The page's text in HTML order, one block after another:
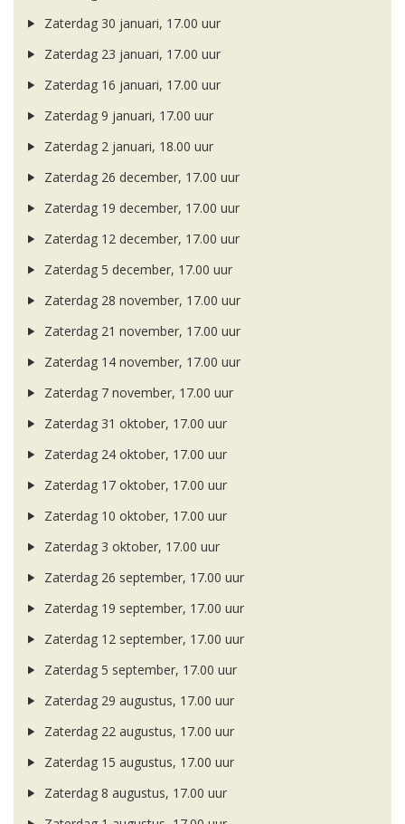
Zaterdag 30 januari, 17.00 uur
Zaterdag 23 januari, 17.00 uur
Zaterdag 16 januari, 17.00 uur
Zaterdag 9 januari, 17.00 uur
Zaterdag 2 januari, 18.00 uur
Zaterdag 26 december, 17.00 uur
Zaterdag 19 december, 17.00 uur
Zaterdag 12 december, 17.00 uur
Zaterdag 5 december, 17.00 uur
Zaterdag 28 november, 17.00 uur
Zaterdag 21 november, 17.00 uur
Zaterdag 14 november, 17.00 uur
Zaterdag 7 november, 17.00 uur
Zaterdag 31 oktober, 17.00 uur
Zaterdag 24 oktober, 17.00 uur
Zaterdag 17 oktober, 17.00 uur
Zaterdag 10 oktober, 17.00 uur
Zaterdag 3 oktober, 17.00 uur
Zaterdag 26 september, 17.00 uur
Zaterdag 19 september, 17.00 uur
Zaterdag 12 september, 17.00 uur
Zaterdag 5 september, 17.00 uur
Zaterdag 29 augustus, 17.00 uur
Zaterdag 22 augustus, 17.00 uur
Zaterdag 15 augustus, 17.00 uur
Zaterdag 8 augustus, 17.00 uur